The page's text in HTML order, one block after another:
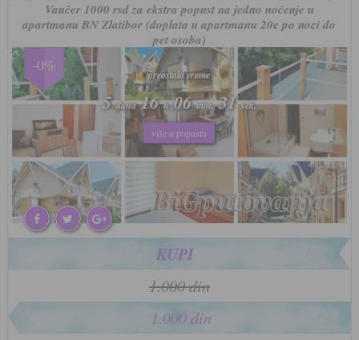
Vaučer 1000 rsd za ekstra popust na jedno noćenje u
apartmanu BN Zlatibor (doplata u apartmanu 20e po noci do
pet osoba)
-0%
preostalo vreme
5dana 16h 06min. 28sek.
više o popustu
preostalo vreme
5dana 16h 06min. 28sek.
više o popustu
KUPI
1.000 din
1.000 din